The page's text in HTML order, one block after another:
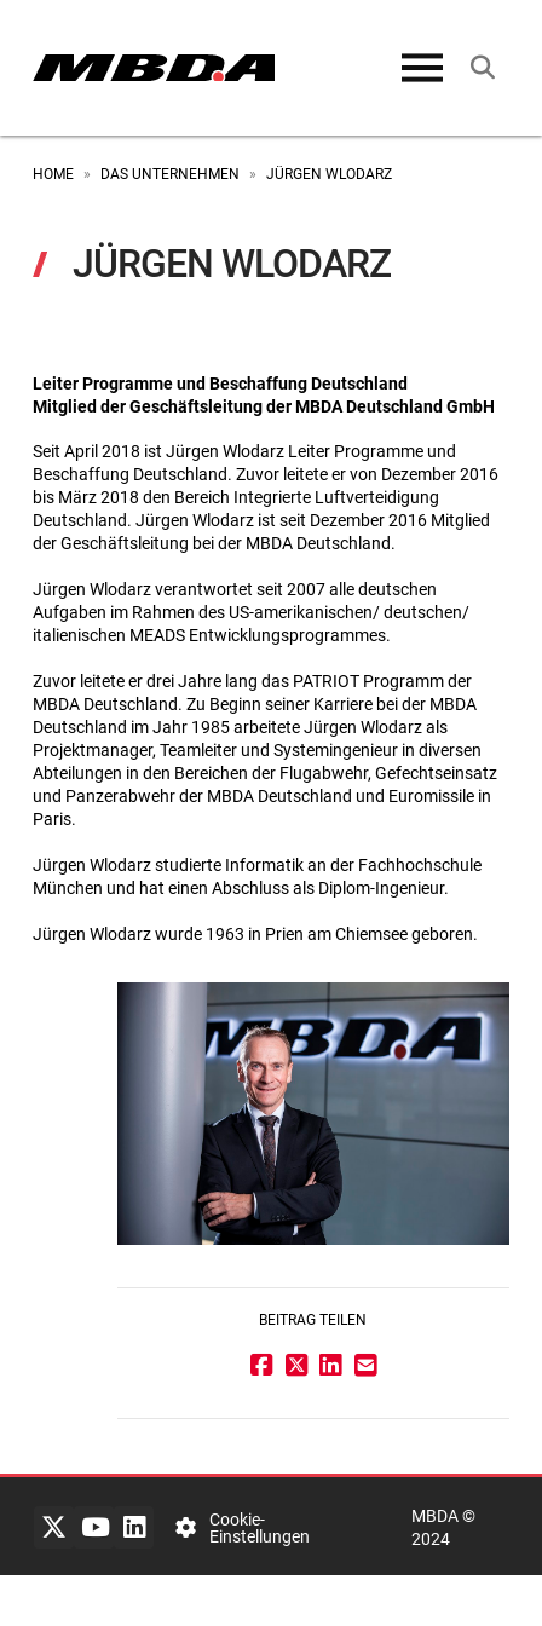
HOME » DAS UNTERNEHMEN » JÜRGEN WLODARZ
JÜRGEN WLODARZ
Leiter Programme und Beschaffung Deutschland
Mitglied der Geschäftsleitung der MBDA Deutschland GmbH
Seit April 2018 ist Jürgen Wlodarz Leiter Programme und
Beschaffung Deutschland. Zuvor leitete er von Dezember 2016
bis März 2018 den Bereich Integrierte Luftverteidigung
Deutschland. Jürgen Wlodarz ist seit Dezember 2016 Mitglied
der Geschäftsleitung bei der MBDA Deutschland.
Jürgen Wlodarz verantwortet seit 2007 alle deutschen
Aufgaben im Rahmen des US-amerikanischen/ deutschen/
italienischen MEADS Entwicklungsprogrammes.
Zuvor leitete er drei Jahre lang das PATRIOT Programm der
MBDA Deutschland. Zu Beginn seiner Karriere bei der MBDA
Deutschland im Jahr 1985 arbeitete Jürgen Wlodarz als
Projektmanager, Teamleiter und Systemingenieur in diversen
Abteilungen in den Bereichen der Flugabwehr, Gefechtseinsatz
und Panzerabwehr der MBDA Deutschland und Euromissile in
Paris.
Jürgen Wlodarz studierte Informatik an der Fachhochschule
München und hat einen Abschluss als Diplom-Ingenieur.
Jürgen Wlodarz wurde 1963 in Prien am Chiemsee geboren.
BEITRAG TEILEN
Impressum
Datenschutzerklärung
mbda-
Cookie-
Einstellungen
MBDA ©
2024